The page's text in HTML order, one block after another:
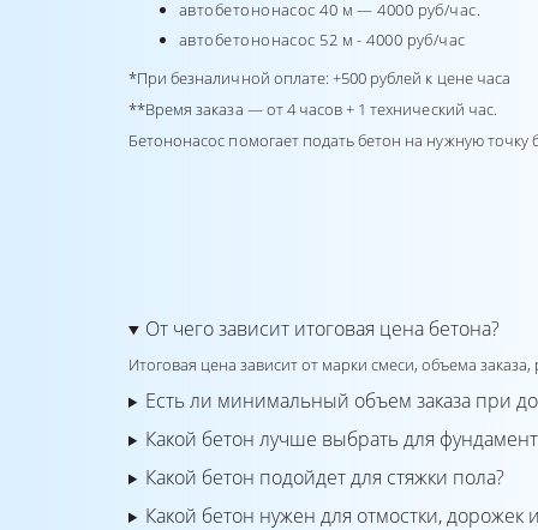
автобетононасос 40 м — 4000 руб/час.
автобетононасос 52 м - 4000 руб/час
*При безналичной оплате: +500 рублей к цене часа
**Время заказа — от 4 часов + 1 технический час.
Бетононасос помогает подать бетон на нужную
От чего зависит итоговая цена бетона?
Итоговая цена зависит от марки смеси, объема
Есть ли минимальный объем заказа при
Какой бетон лучше выбрать для
Какой бетон подойдет для стяжки пола?
Какой бетон нужен для отмостки, дорожек